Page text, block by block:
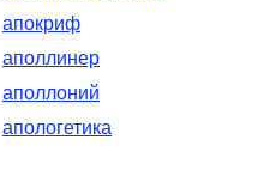
апокриф
аполлинер
аполлоний
апологетика